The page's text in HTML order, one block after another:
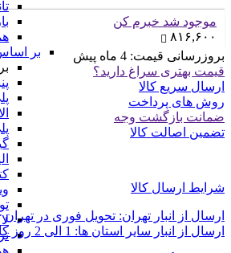
بر
موجود شد خبرم کن
۸۱۶,۶۰۰
بروزرسانی قیمت: 4 ماه پیش
قیمت بهتری سراغ دارید؟
ارسال سریع کالا
روش های پرداخت
ضمانت بازگشت وجه
تضمین اصالت کالا
شرایط ارسال کالا
ارسال از انبار تهران: تحویل فوری در تهران
ارسال از انبار سایر استان ها: 1 الی 2 روز کاری